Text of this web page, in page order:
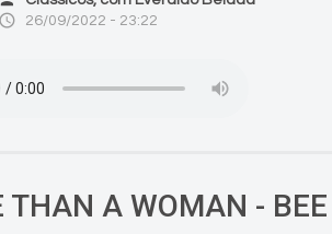
access_time 26/09/2022 - 23:22
THAN A WOMAN - BEE